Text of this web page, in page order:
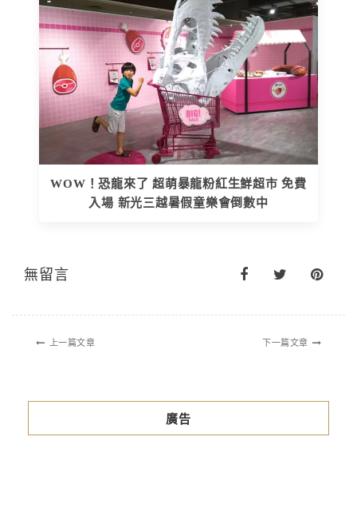
WOW！恐龍來了 超萌暴龍粉紅生鮮超市 免費
入場 新光三越暑假童樂會倒數中
無留言
上一篇文章 下一篇文章
廣告